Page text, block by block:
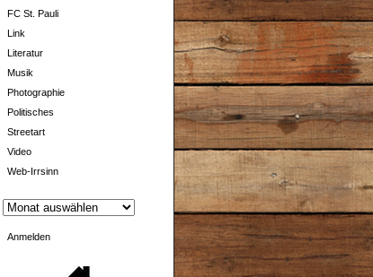
FC St. Pauli
Link
Literatur
Musik
Photographie
Politisches
Streetart
Video
Web-Irrsinn
Anmelden